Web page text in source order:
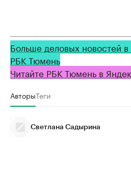
Больше деловых новостей
РБК Тюмень
Читайте РБК Тюмень в
АвторыТеги
Светлана Садырина